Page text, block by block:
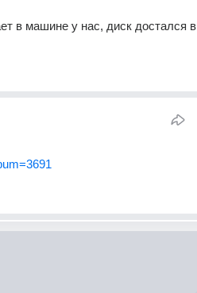
в машине у нас, диск достался в